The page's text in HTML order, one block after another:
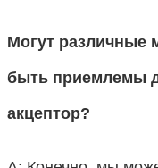
Могут различные
быть приемлемы
акцептор?